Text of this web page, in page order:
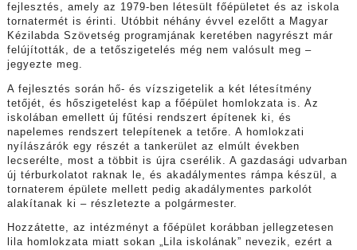
fejlesztés, amely az 1979-ben létesült főépületet és az iskola
tornatermét is érinti. Utóbbit néhány évvel ezelőtt a Magyar
Kézilabda Szövetség programjának keretében nagyrészt már
felújították, de a tetőszigetelés még nem valósult meg –
jegyezte meg.
A fejlesztés során hő- és vízszigetelik a két létesítmény
tetőjét, és hőszigetelést kap a főépület homlokzata is. Az
iskolában emellett új fűtési rendszert építenek ki, és
napelemes rendszert telepítenek a tetőre. A homlokzati
nyílászárók egy részét a tankerület az elmúlt években
lecserélte, most a többit is újra cserélik. A gazdasági udvarban
új térburkolatot raknak le, és akadálymentes rámpa készül, a
tornaterem épülete mellett pedig akadálymentes parkolót
alakítanak ki – részletezte a polgármester.
Hozzátette, az intézményt a főépület korábban jellegzetesen
lila homlokzata miatt sokan „Lila iskolának” nevezik, ezért a